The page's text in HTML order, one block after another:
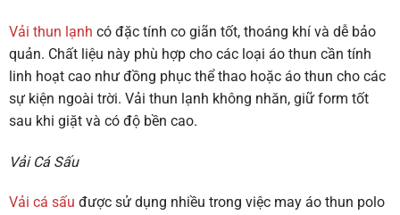
Vải thun lạnh có đặc tính co giãn tốt, thoáng khí và dễ bảo
quản. Chất liệu này phù hợp cho các loại áo thun cần tính
linh hoạt cao như đồng phục thể thao hoặc áo thun cho các
sự kiện ngoài trời. Vải thun lạnh không nhăn, giữ form tốt
sau khi giặt và có độ bền cao.
Vải Cá Sấu
Vải cá sấu được sử dụng nhiều trong việc may áo thun polo